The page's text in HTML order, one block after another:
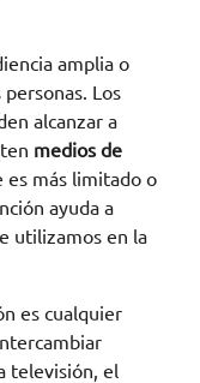
amplia o
Los
alcanzar a
medios de
es más limitado o
ayuda a
utilizamos en la
es cualquier
televisión, el